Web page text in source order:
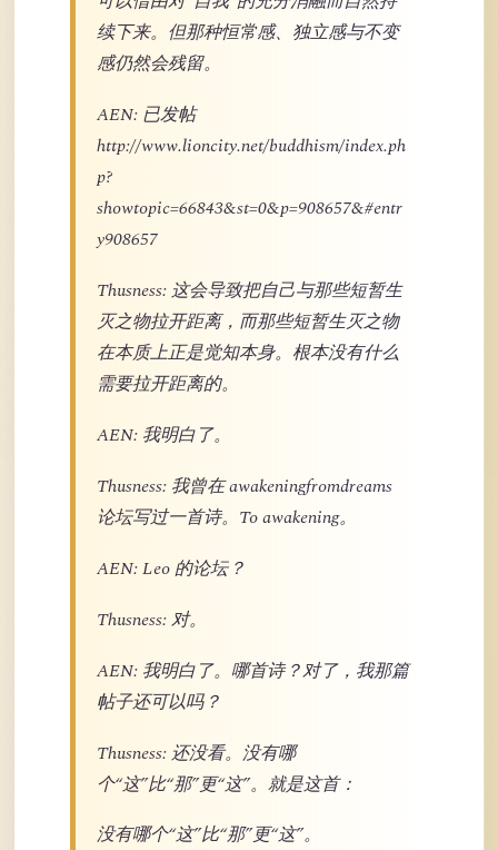
续下来。但那种恒常感、独立感与不变
感仍然会残留。
AEN: 已发帖
http://www.lioncity.net/buddhism/index.ph
p?
showtopic=66843&st=0&p=908657&#entr
y908657
Thusness: 这会导致把自己与那些短暂生
灭之物拉开距离，而那些短暂生灭之物
在本质上正是觉知本身。根本没有什么
需要拉开距离的。
AEN: 我明白了。
Thusness: 我曾在 awakeningfromdreams
论坛写过一首诗。To awakening。
AEN: Leo 的论坛？
Thusness: 对。
AEN: 我明白了。哪首诗？对了，我那篇
帖子还可以吗？
Thusness: 还没看。没有哪
个“这”比“那”更“这”。就是这首：
没有哪个“这”比“那”更“这”。